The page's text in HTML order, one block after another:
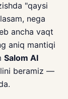
"qaysi
nega
ancha vaqt
aniq mantiqi
Salom AI
beramiz —